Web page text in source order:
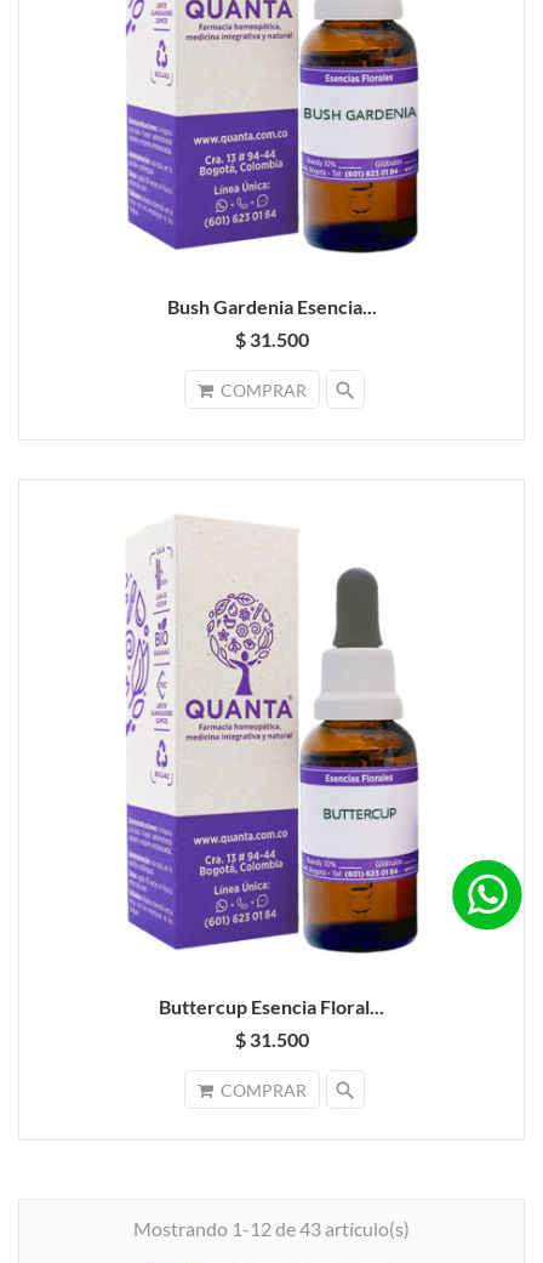
Bush Gardenia Esencia...
$ 31.500
COMPRAR search
Buttercup Esencia Floral...
$ 31.500
COMPRAR search
Mostrando 1-12 de 43 artículo(s)